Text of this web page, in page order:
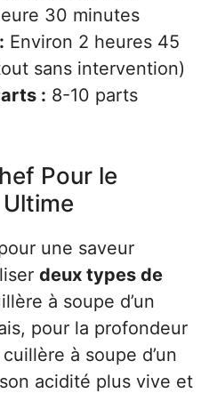
30 minutes
Environ 2 heures 45
sans intervention)
: 8-10 parts
Pour le
une saveur
deux types de
à soupe d’un
pour la profondeur
à soupe d’un
acidité plus vive et